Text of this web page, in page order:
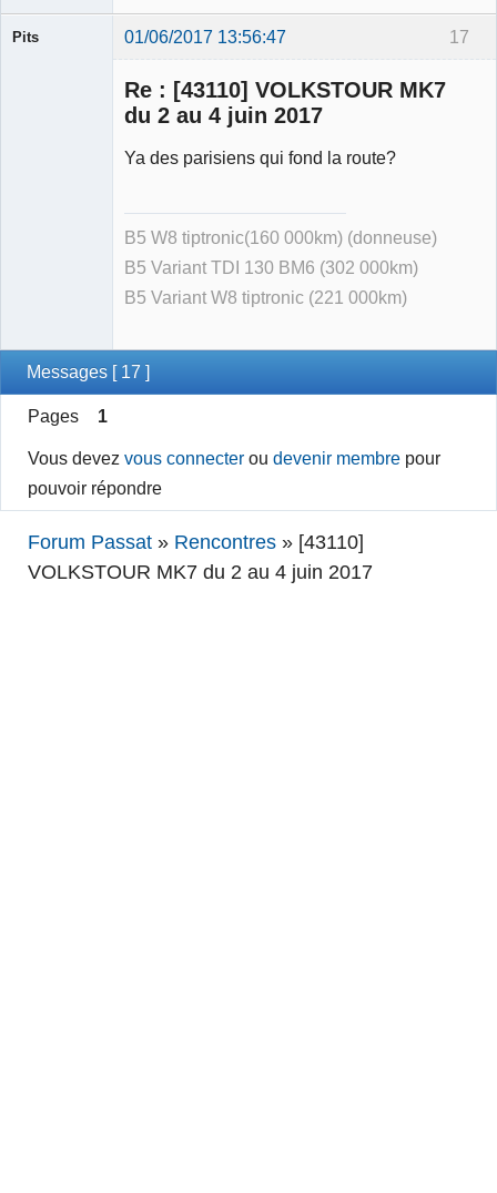
17
Pits 01/06/2017 13:56:47
Re : [43110] VOLKSTOUR MK7
du 2 au 4 juin 2017
Ya des parisiens qui fond la route?
B5 W8 tiptronic(160 000km) (donneuse)
B5 Variant TDI 130 BM6 (302 000km)
B5 Variant W8 tiptronic (221 000km)
Messages [ 17 ]
Pages 1
Vous devezvous connecter oudevenir membre pour
pouvoir répondre
Forum Passat » Rencontres » [43110]
VOLKSTOUR MK7 du 2 au 4 juin 2017